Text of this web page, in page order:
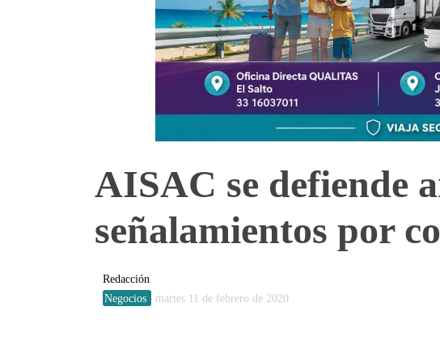
AISAC se defiende
señalamientos por
Redacción
Negocios
martes 11 de febrero de 2020